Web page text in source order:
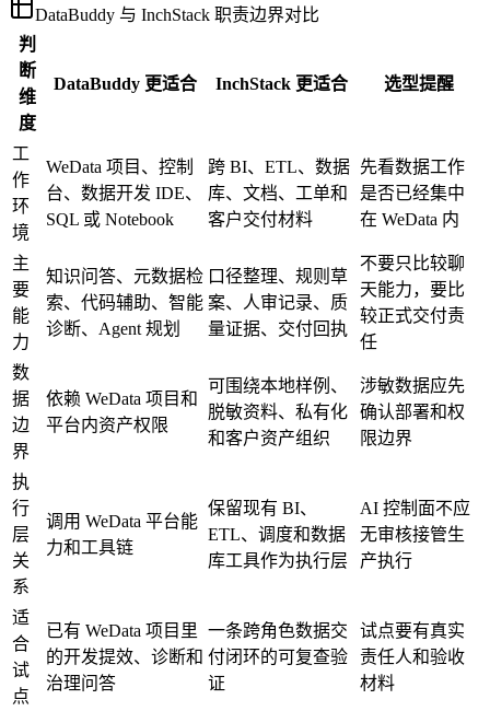
DataBuddy 与 InchStack 职责边界对比
判
断
维
度
DataBuddy 更适合 InchStack 更适合 选型提醒
工
作
环
境
WeData 项目、控制
台、数据开发 IDE、
SQL 或 Notebook
跨 BI、ETL、数据
库、文档、工单和
客户交付材料
先看数据工作
是否已经集中
在 WeData 内
主
要
能
力
知识问答、元数据检
索、代码辅助、智能
诊断、Agent 规划
口径整理、规则草
案、人审记录、质
量证据、交付回执
不要只比较聊
天能力，要比
较正式交付责
任
数
据
边
界
依赖 WeData 项目和
平台内资产权限
可围绕本地样例、
脱敏资料、私有化
和客户资产组织
涉敏数据应先
确认部署和权
限边界
执
行
层
关
系
调用 WeData 平台能
力和工具链
保留现有 BI、
ETL、调度和数据
库工具作为执行层
AI 控制面不应
无审核接管生
产执行
适
合
试
点
已有 WeData 项目里
的开发提效、诊断和
治理问答
一条跨角色数据交
付闭环的可复查验
证
试点要有真实
责任人和验收
材料